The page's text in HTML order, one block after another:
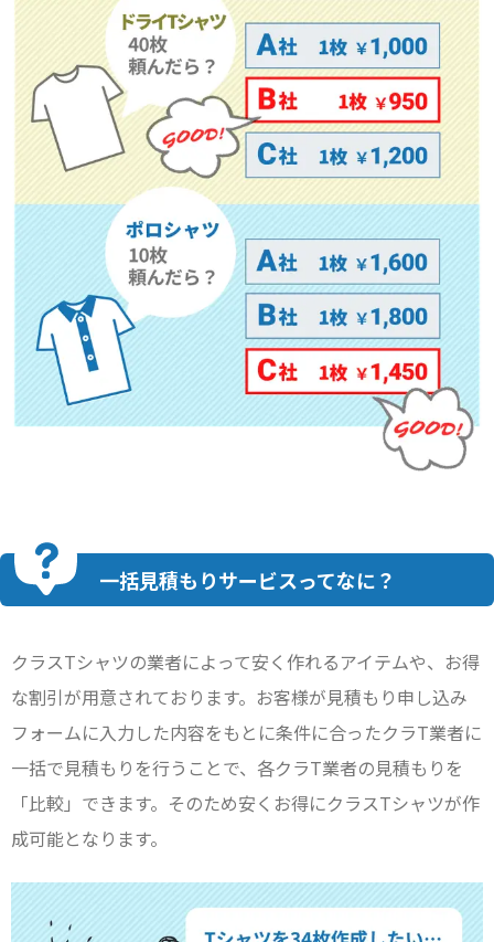
一括見積もりサービスってなに？
クラスTシャツの業者によって安く作れるアイテムや、お得
な割引が用意されております。お客様が見積もり申し込み
フォームに入力した内容をもとに条件に合ったクラT業者に
一括で見積もりを行うことで、各クラT業者の見積もりを
「比較」できます。そのため安くお得にクラスTシャツが作
成可能となります。